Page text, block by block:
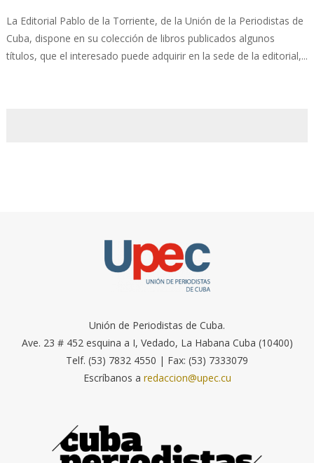
La Editorial Pablo de la Torriente, de la Unión de la Periodistas de
Cuba, dispone en su colección de libros publicados algunos
títulos, que el interesado puede adquirir en la sede de la editorial,...
Unión de Periodistas de Cuba.
Ave. 23 # 452 esquina a I, Vedado, La Habana Cuba (10400)
Telf. (53) 7832 4550 | Fax: (53) 7333079
Escríbanos a redaccion@upec.cu